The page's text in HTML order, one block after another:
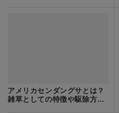
アメリカセンダングサとは？
雑草としての特徴や駆除方法